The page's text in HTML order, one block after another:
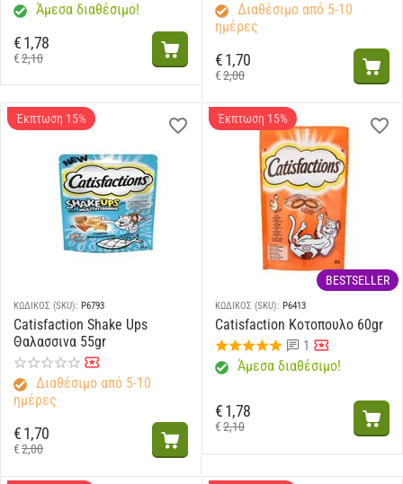
Άμεσα διαθέσιμο!
€2,10
€1,78
Διαθέσιμο από 5-10
ημέρες
€2,00
€1,70
Έκπτωση 15%
ΚΩΔΙΚΟΣ (SKU): P6793
Catisfaction Shake Ups
Θαλασσινα 55gr
Διαθέσιμο από 5-10
ημέρες
€2,00
€1,70
Έκπτωση 15%
BESTSELLER
ΚΩΔΙΚΟΣ (SKU): P6413
Catisfaction Κοτοπουλο 60gr
1
Άμεσα διαθέσιμο!
€2,10
€1,78